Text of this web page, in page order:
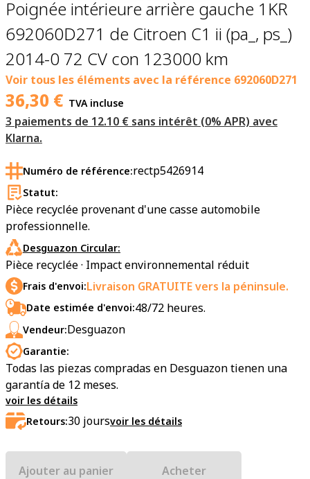
Poignée intérieure arrière gauche 1KR
692060D271 de Citroen C1 ii (pa_, ps_)
2014-0 72 CV con 123000 km
Voir tous les éléments avec la référence 692060D271
36,30 € TVA incluse
3 paiements de 12.10 € sans intérêt (0% APR) avec
Klarna.
Numéro de référence:rectp5426914
Statut:
Pièce recyclée provenant d'une casse automobile
professionnelle.
Desguazon Circular:
Pièce recyclée · Impact environnemental réduit
Frais d'envoi:Livraison GRATUITE vers la péninsule.
Date estimée d'envoi:48/72 heures.
Vendeur:Desguazon
Garantie:
Todas las piezas compradas en Desguazon tienen una
garantía de 12 meses.
voir les détails
Retours:30 joursvoir les détails
Ajouter au panier Acheter